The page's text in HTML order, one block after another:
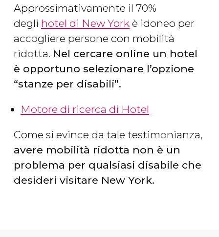
Approssimativamente il 70%
degli hotel di New York è idoneo per
accogliere persone con mobilità
ridotta. Nel cercare online un hotel
è opportuno selezionare l’opzione
“stanze per disabili”.
Motore di ricerca di Hotel
Come si evince da tale testimonianza,
avere mobilità ridotta non è un
problema per qualsiasi disabile che
desideri visitare New York.